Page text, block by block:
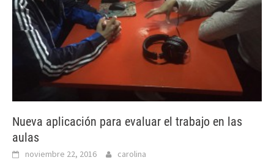
Nueva aplicación para evaluar el trabajo en las
aulas
noviembre 22, 2016 carolina